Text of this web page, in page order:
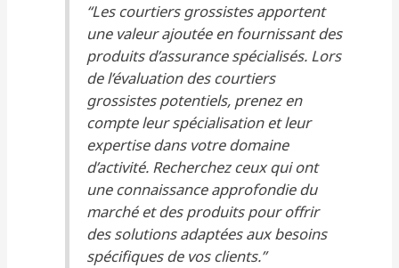
“Les courtiers grossistes apportent
une valeur ajoutée en fournissant des
produits d’assurance spécialisés. Lors
de l’évaluation des courtiers
grossistes potentiels, prenez en
compte leur spécialisation et leur
expertise dans votre domaine
d’activité. Recherchez ceux qui ont
une connaissance approfondie du
marché et des produits pour offrir
des solutions adaptées aux besoins
spécifiques de vos clients.”